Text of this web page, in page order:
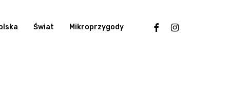
Świat Mikroprzygody facebookinstagram